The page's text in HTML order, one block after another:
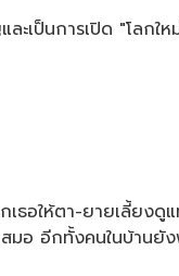
ะเป็นการเปิด "โลก
เธอให้ตา-ยายเลี้ย
สมอ อีกทั้งคนในบ้าน